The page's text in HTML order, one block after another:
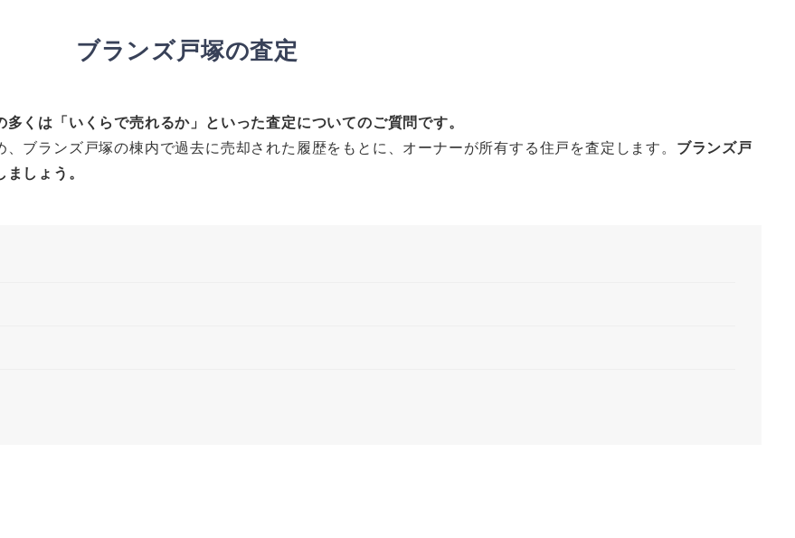
ブランズ戸塚の査定
くは「いくらで売れるか」といった査定についてのご質問です。
ブランズ戸塚の棟内で過去に売却された履歴をもとに、オーナーが所有する住戸を査定します。 ブランズ戸
しょう。